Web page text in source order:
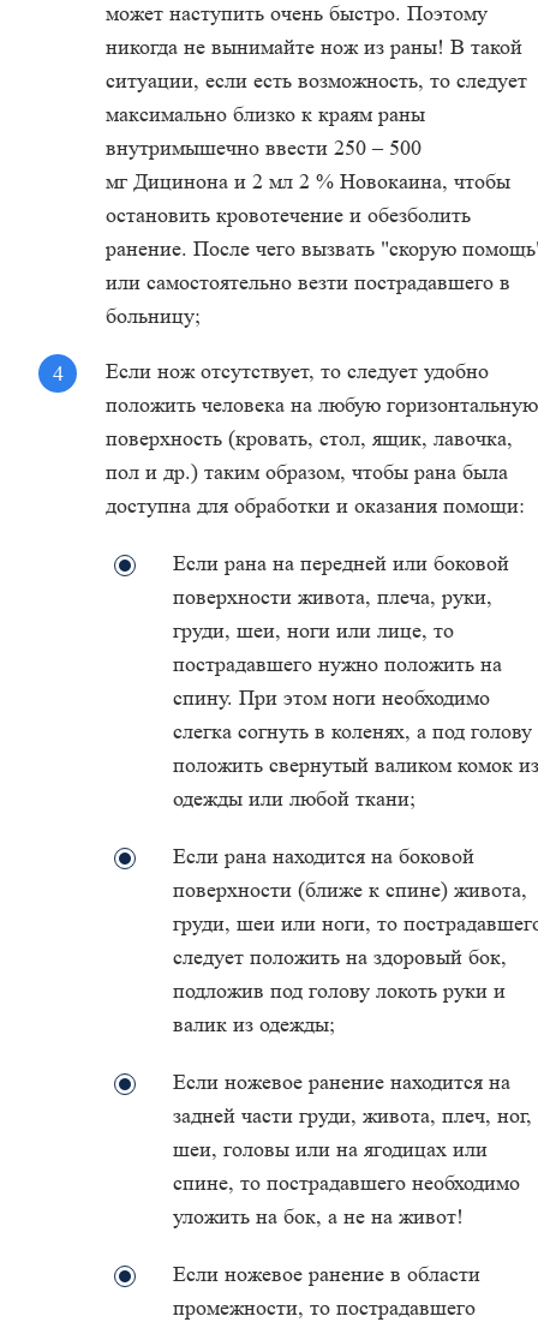
может наступить очень быстро. Поэтому
никогда не вынимайте нож из раны! В такой
ситуации, если есть возможность, то следует
максимально близко к краям раны
внутримышечно ввести 250 – 500
мг Дицинона и 2 мл 2 % Новокаина, чтобы
остановить кровотечение и обезболить
ранение. После чего вызвать "скорую
или самостоятельно везти пострадавшего в
больницу;
Если нож отсутствует, то следует удобно
положить человека на любую горизонтальную
поверхность (кровать, стол, ящик, лавочка,
пол и др.) таким образом, чтобы рана была
доступна для обработки и оказания помощи:
Если рана на передней или боковой
поверхности живота, плеча, руки,
груди, шеи, ноги или лице, то
пострадавшего нужно положить на
спину. При этом ноги необходимо
слегка согнуть в коленях, а под голову
положить свернутый валиком комок из
одежды или любой ткани;
Если рана находится на боковой
поверхности (ближе к спине) живота,
груди, шеи или ноги, то
следует положить на здоровый бок,
подложив под голову локоть руки и
валик из одежды;
Если ножевое ранение находится на
задней части груди, живота, плеч, ног,
шеи, головы или на ягодицах или
спине, то пострадавшего необходимо
уложить на бок, а не на живот!
Если ножевое ранение в области
промежности, то пострадавшего